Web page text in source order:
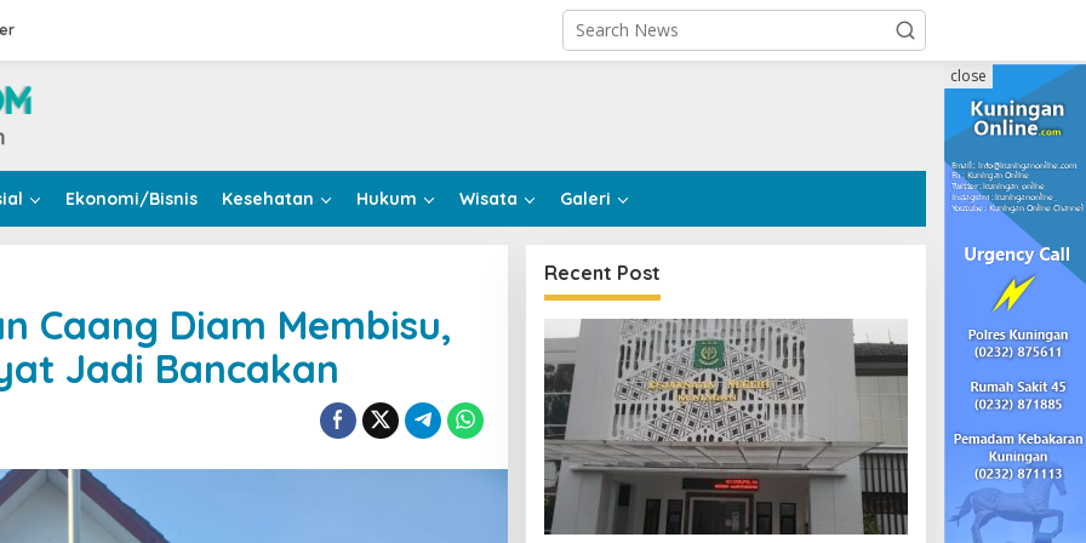
Ekonomi/Bisnis Kesehatan Hukum Wisata Galeri
close
Caang Diam Membisu,
Jadi Bancakan
Recent Post